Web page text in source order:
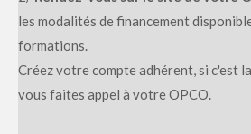
les modalités de financement
formations.
Créez votre compte adhérent, si c'est
vous faites appel à votre OPCO.